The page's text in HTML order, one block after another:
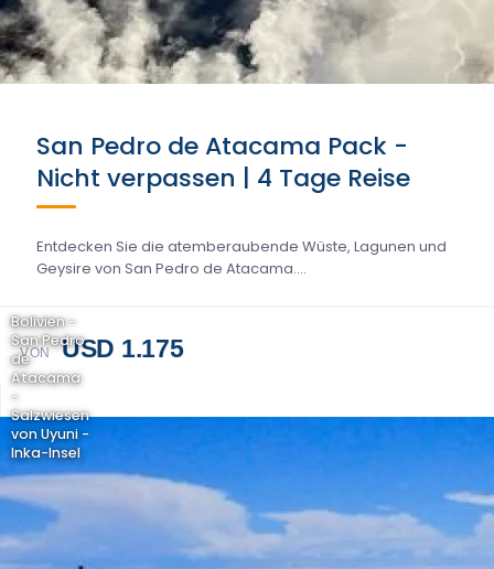
San Pedro de Atacama Pack -
Nicht verpassen | 4 Tage Reise
Entdecken Sie die atemberaubende Wüste, Lagunen und
Geysire von San Pedro de Atacama....
VON USD 1.175
Bolivien -
San Pedro
de
Atacama
-
Salzwiesen
von Uyuni -
Inka-Insel